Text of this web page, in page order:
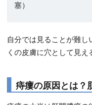
塞）
自分では見ることが難
くの皮膚に穴として見え
痔瘻の原因とは？